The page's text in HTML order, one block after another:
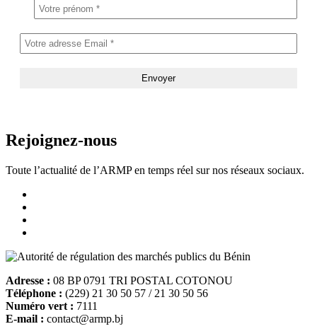
Rejoignez-nous
Toute l’actualité de l’ARMP en temps réel sur nos réseaux sociaux.
Adresse : 08 BP 0791 TRI POSTAL COTONOU
Téléphone : (229) 21 30 50 57 / 21 30 50 56
Numéro vert : 7111
E-mail : contact@armp.bj